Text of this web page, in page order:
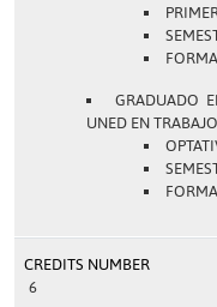
GRADUADO
UNED EN
CREDITS NUMBER
6